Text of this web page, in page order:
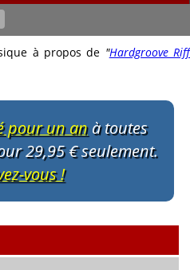
à propos de "Hardgroove Riff
pour un anà toutes
29,95 € seulement.
vous !